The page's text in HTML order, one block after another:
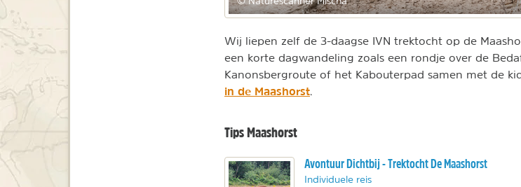
Wij liepen zelf de 3-daagse IVN trektocht op de
een korte dagwandeling zoals een rondje over de
Kanonsbergroute of het Kabouterpad samen met de
in de Maashorst
Tips Maashorst
Avontuur Dichtbij - Trektocht De Maashorst
Individuele reis